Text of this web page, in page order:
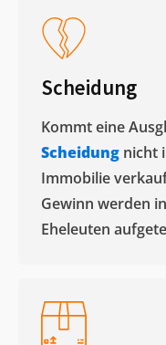
Scheidung
Kommt eine
Scheidung nicht
Immobilie
Gewinn werden
Eheleuten